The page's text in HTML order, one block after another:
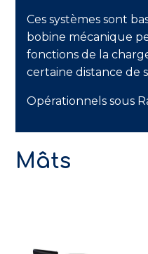
Ces systèmes sont
bobine mécanique
fonctions de la
certaine distance de
Opérationnels sous
Mâts